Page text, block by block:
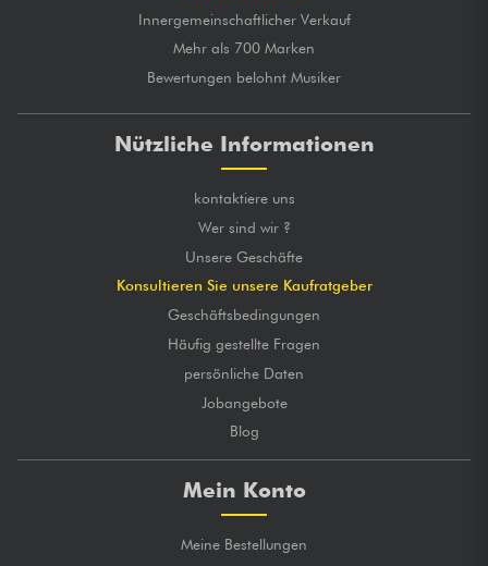
Innergemeinschaftlicher Verkauf
Mehr als 700 Marken
Bewertungen belohnt Musiker
Nützliche Informationen
kontaktiere uns
Wer sind wir ?
Unsere Geschäfte
Konsultieren Sie unsere Kaufratgeber
Geschäftsbedingungen
Häufig gestellte Fragen
persönliche Daten
Jobangebote
Blog
Mein Konto
Meine Bestellungen